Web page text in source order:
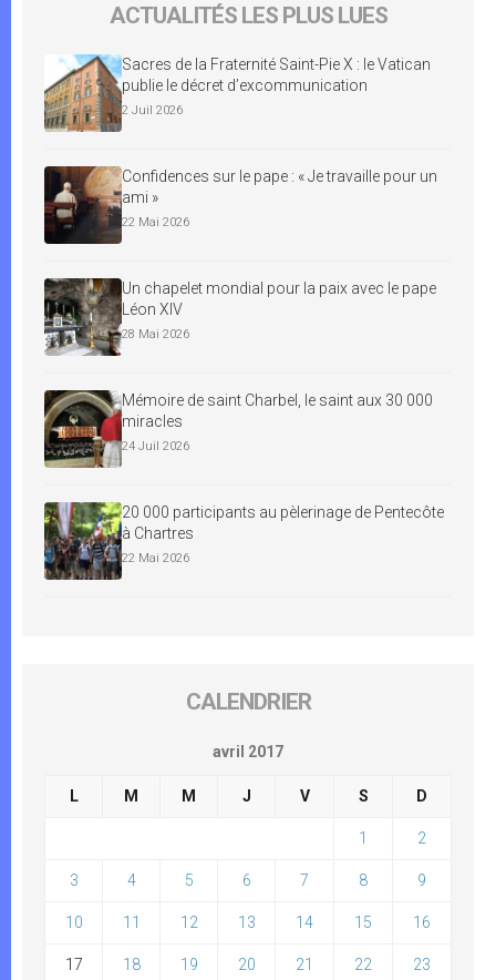
ACTUALITÉS LES PLUS LUES
Sacres de la Fraternité Saint-Pie X : le Vatican
publie le décret d’excommunication
2 Juil 2026
Confidences sur le pape : « Je travaille pour un
ami »
22 Mai 2026
Un chapelet mondial pour la paix avec le pape
Léon XIV
28 Mai 2026
Mémoire de saint Charbel, le saint aux 30 000
miracles
24 Juil 2026
20 000 participants au pèlerinage de Pentecôte
à Chartres
22 Mai 2026
CALENDRIER
avril 2017
L M M J V S D
1 2
3 4 5 6 7 8 9
10 11 12 13 14 15 16
17 18 19 20 21 22 23